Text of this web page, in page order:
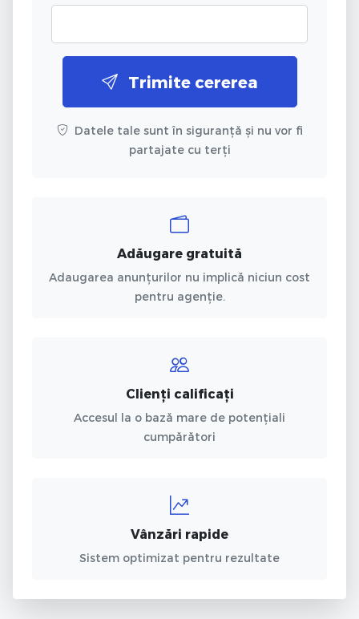
Trimite cererea
Datele tale sunt în siguranță și nu vor fi
partajate cu terți
Adăugare gratuită
Adaugarea anunțurilor nu implică niciun cost
pentru agenție.
Clienți calificați
Accesul la o bază mare de potențiali
cumpărători
Vânzări rapide
Sistem optimizat pentru rezultate